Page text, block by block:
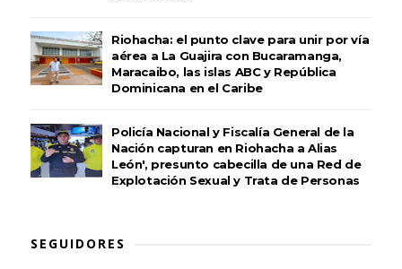
Riohacha: el punto clave para unir por vía
aérea a La Guajira con Bucaramanga,
Maracaibo, las islas ABC y República
Dominicana en el Caribe
Policía Nacional y Fiscalía General de la
Nación capturan en Riohacha a Alias
León', presunto cabecilla de una Red de
Explotación Sexual y Trata de Personas
SEGUIDORES